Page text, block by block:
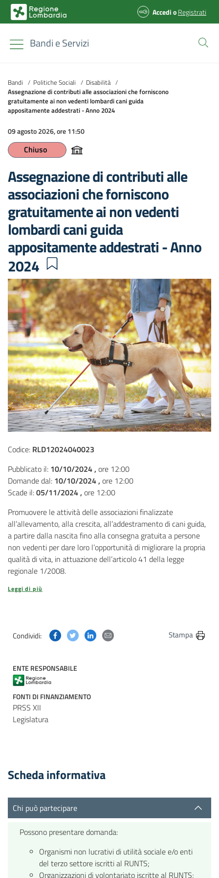
AccedioRegistrati
Bandi e Servizi
Bandi / Politiche Sociali / Disabilità /
Assegnazione di contributi alle associazioni che forniscono
gratuitamente ai non vedenti lombardi cani guida
appositamente addestrati - Anno 2024
09 agosto 2026, ore 11:50
Chiuso
Assegnazione di contributi alle
associazioni che forniscono
gratuitamente ai non vedenti
lombardi cani guida
appositamente addestrati - Anno
2024
Codice: RLD12024040023
Pubblicato il: 10/10/2024 , ore 12:00
Domande dal: 10/10/2024 , ore 12:00
Scade il:05/11/2024 , ore 12:00
Promuovere le attività delle associazioni finalizzate
all’allevamento, alla crescita, all’addestramento di cani guida,
a partire dalla nascita fino alla consegna gratuita a persone
non vedenti per dare loro l’opportunità di migliorare la propria
qualità di vita, in attuazione dell’articolo 41 della legge
regionale 1/2008.
Leggi di più
Condividi: Condividi questa pagina su Facebook
Condividi questa pagina su Twitter
Condividi questa pagina su Linkedin
Condividi questa pagina via
Stampa
ENTE RESPONSABILE
FONTI DI FINANZIAMENTO
PRSS XII
Legislatura
Scheda informativa
Chi può partecipare
Possono presentare domanda:
Organismi non lucrativi di utilità sociale e/o enti
del terzo settore iscritti al RUNTS;
Organizzazioni di volontariato iscritte al RUNTS;